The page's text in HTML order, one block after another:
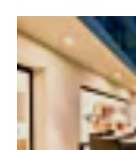
Loading image...